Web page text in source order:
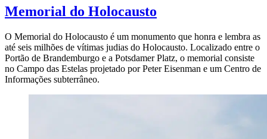
Memorial do Holocausto
O Memorial do Holocausto é um monumento que honra e lembra as
até seis milhões de vítimas judias do Holocausto. Localizado entre o
Portão de Brandemburgo e a Potsdamer Platz, o memorial consiste
no Campo das Estelas projetado por Peter Eisenman e um Centro de
Informações subterrâneo.